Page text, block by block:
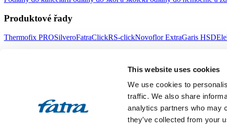
This website uses cookies
We use cookies to
traffic. We also share
analytics partners who may
they’ve collected from your
Produktové řady
Thermofix PROSilveroFatraClickRS-clickNovoflor ExtraGaris HSD
Novinky FatrafloorPoradna
Produkty FatraFatra e-shop Novinky FatraVolné pozice Ochrana